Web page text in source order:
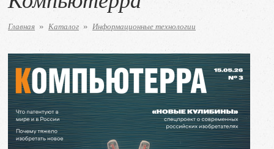
Главная » Каталог » Информационные технологии